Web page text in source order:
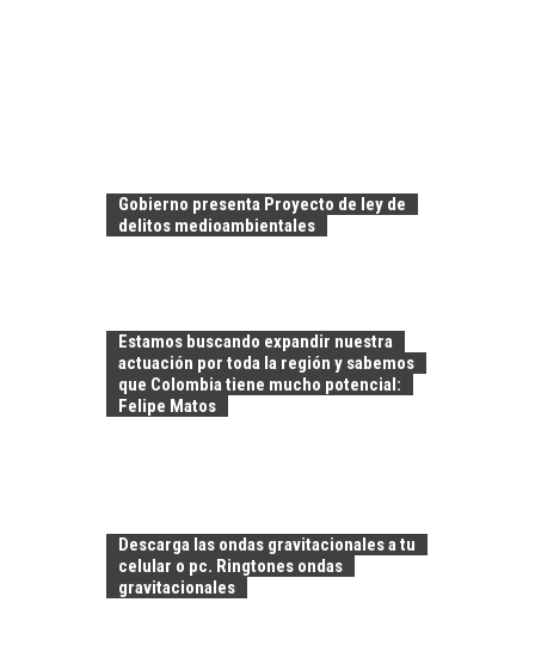
Gobierno presenta Proyecto de ley de
delitos medioambientales
Estamos buscando expandir nuestra
actuación por toda la región y sabemos
que Colombia tiene mucho potencial:
Felipe Matos
Descarga las ondas gravitacionales a tu
celular o pc. Ringtones ondas
gravitacionales
AMÉRICA LATINA:
AVANCES Y DESAFÍOS
Chile como hub